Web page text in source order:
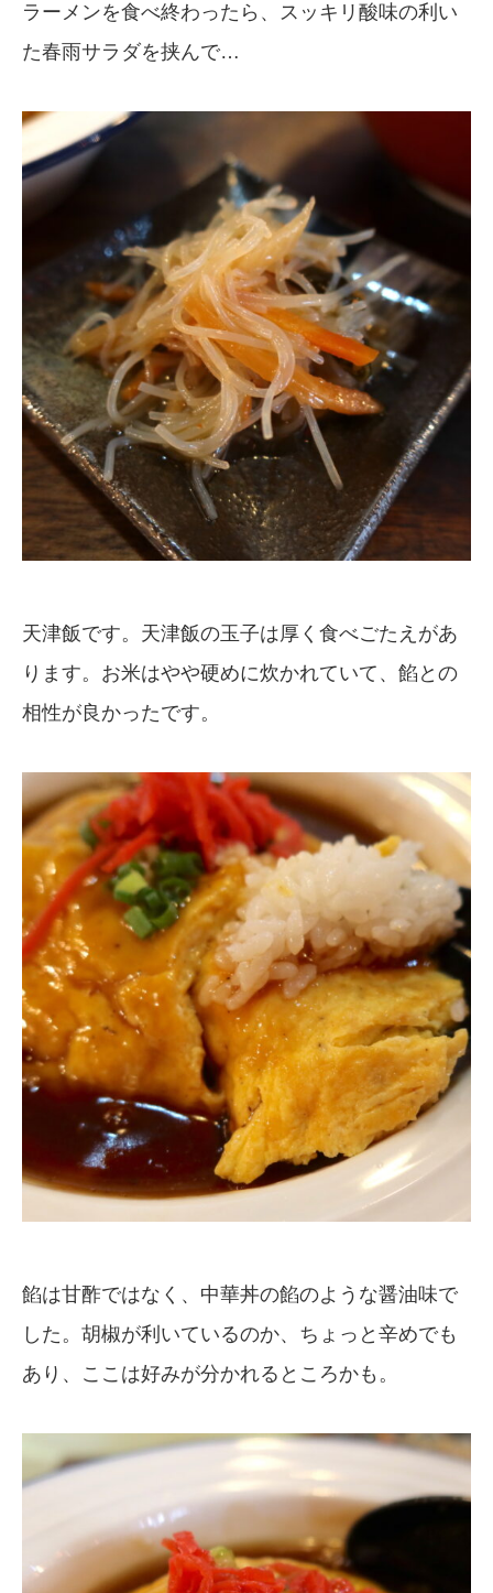
ラーメンを食べ終わったら、スッキリ酸味の利い
た春雨サラダを挟んで…
天津飯です。天津飯の玉子は厚く食べごたえがあ
ります。お米はやや硬めに炊かれていて、餡との
相性が良かったです。
餡は甘酢ではなく、中華丼の餡のような醤油味で
した。胡椒が利いているのか、ちょっと辛めでも
あり、ここは好みが分かれるところかも。